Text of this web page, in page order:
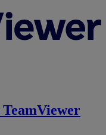
TeamViewer